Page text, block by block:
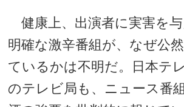
健康上、出演者に実害を
明確な激辛番組が、なぜ公
ているかは不明だ。日本テ
のテレビ局も、ニュース番